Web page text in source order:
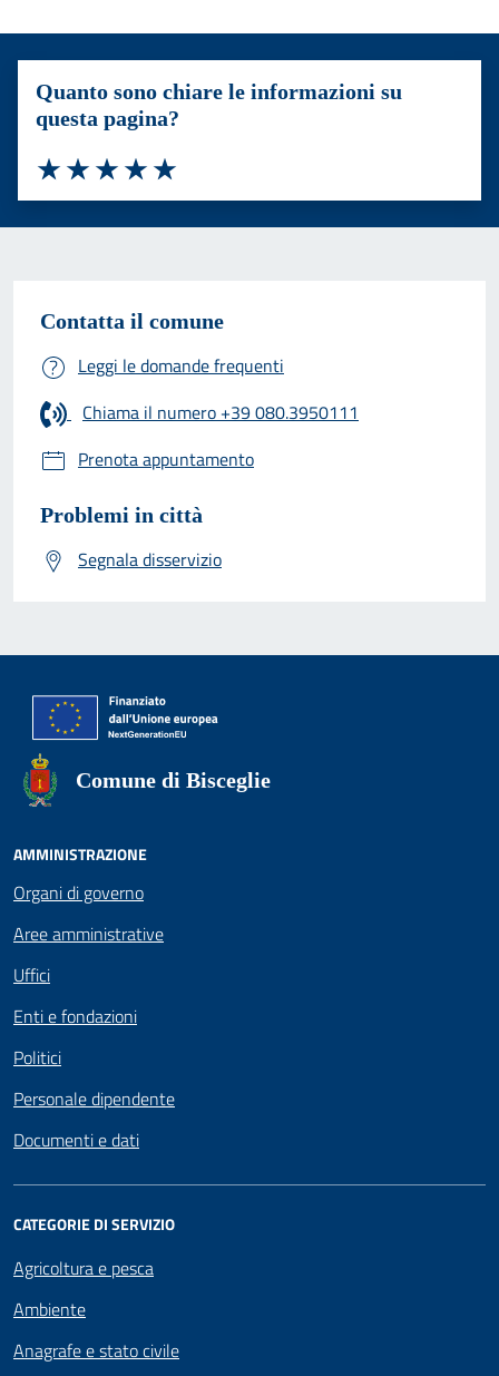
Quanto sono chiare le informazioni su
questa pagina?
Valuta 5 stelle su 5
Valuta 4 stelle su 5
Valuta 3 stelle su 5
Valuta 2 stelle su 5
Valuta 1 stelle su 5
Contatta il comune
Leggi le domande frequenti
Chiama il numero +39 080.3950111
Prenota appuntamento
Problemi in città
Segnala disservizio
Comune di Bisceglie
AMMINISTRAZIONE
Organi di governo
Aree amministrative
Uffici
Enti e fondazioni
Politici
Personale dipendente
Documenti e dati
CATEGORIE DI SERVIZIO
Agricoltura e pesca
Ambiente
Anagrafe e stato civile